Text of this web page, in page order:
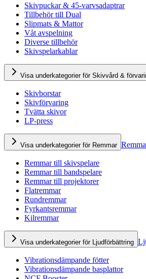
Skivpuckar & 45-varvsadaptrar
Tillbehör till Dual
Slipmats & Mattor
Våt avspelning
Diverse tillbehör
Skivspelarkablar
Visa underkategorier för Skivvård &
Skivborstar
Skivförvaring
Tvätta skivor
LP-press
Visa underkategorier för Remmar
Remmar till skivspelare
Remmar till bandspelare
Remmar till projektorer
Flatremmar
Rundremmar
Fyrkantsremmar
Kilremmar
Visa underkategorier för Ljudförbättring
Vibrationsdämpande fötter
Vibrationsdämpande basplattor